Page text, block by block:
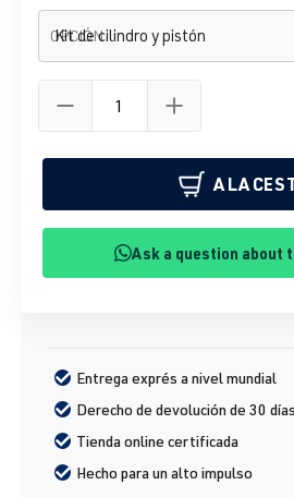
OPCIÓN
A LA
Ask a question about
Entrega exprés a nivel mundial
Derecho de devolución de 30 días
Tienda online certificada
Hecho para un alto impulso